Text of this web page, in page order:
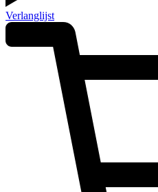
Verlanglijst